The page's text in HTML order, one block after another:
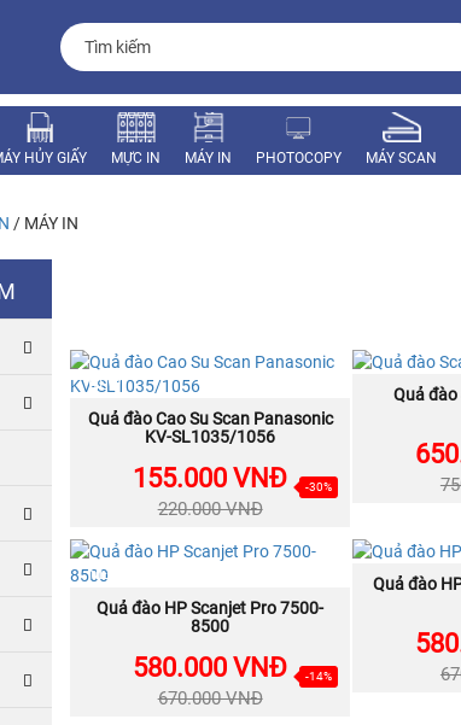
HỦY GIẤY MỰC IN MÁY IN PHOTOCOPY MÁY SCAN
/ MÁY IN
NEW
MUA NGAY
Quả đào Cao Su Scan Panasonic
KV-SL1035/1056
155.000 VNĐ
220.000 VNĐ
-30%
NEW
Quả
NEW
MUA NGAY
Quả đào HP Scanjet Pro 7500-
8500
580.000 VNĐ
670.000 VNĐ
-14%
NEW
Quả đào